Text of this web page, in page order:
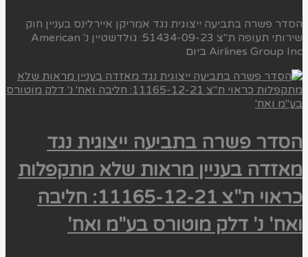
הסדר פשרה בתביעה ייצוגית נגד אמריקן איירלינס בעניין חוק
שירותי תעופה ת"צ 51434-09-23: גולדשטיין נ' American
Airlines Group Inc ביום
הסדר פשרה בתביעה ייצוגית נגד
מאזדה בעניין מראות שלא מתקפלות
כראוי ת"צ 11165-12-21: חליבה
ואח' נ' דלק מוטורס בע"מ ואח'